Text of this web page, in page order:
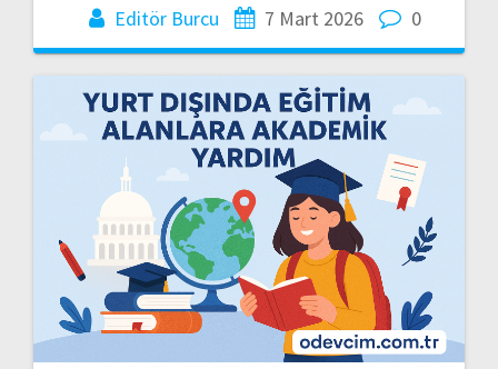
Editör Burcu 7 Mart 2026 0